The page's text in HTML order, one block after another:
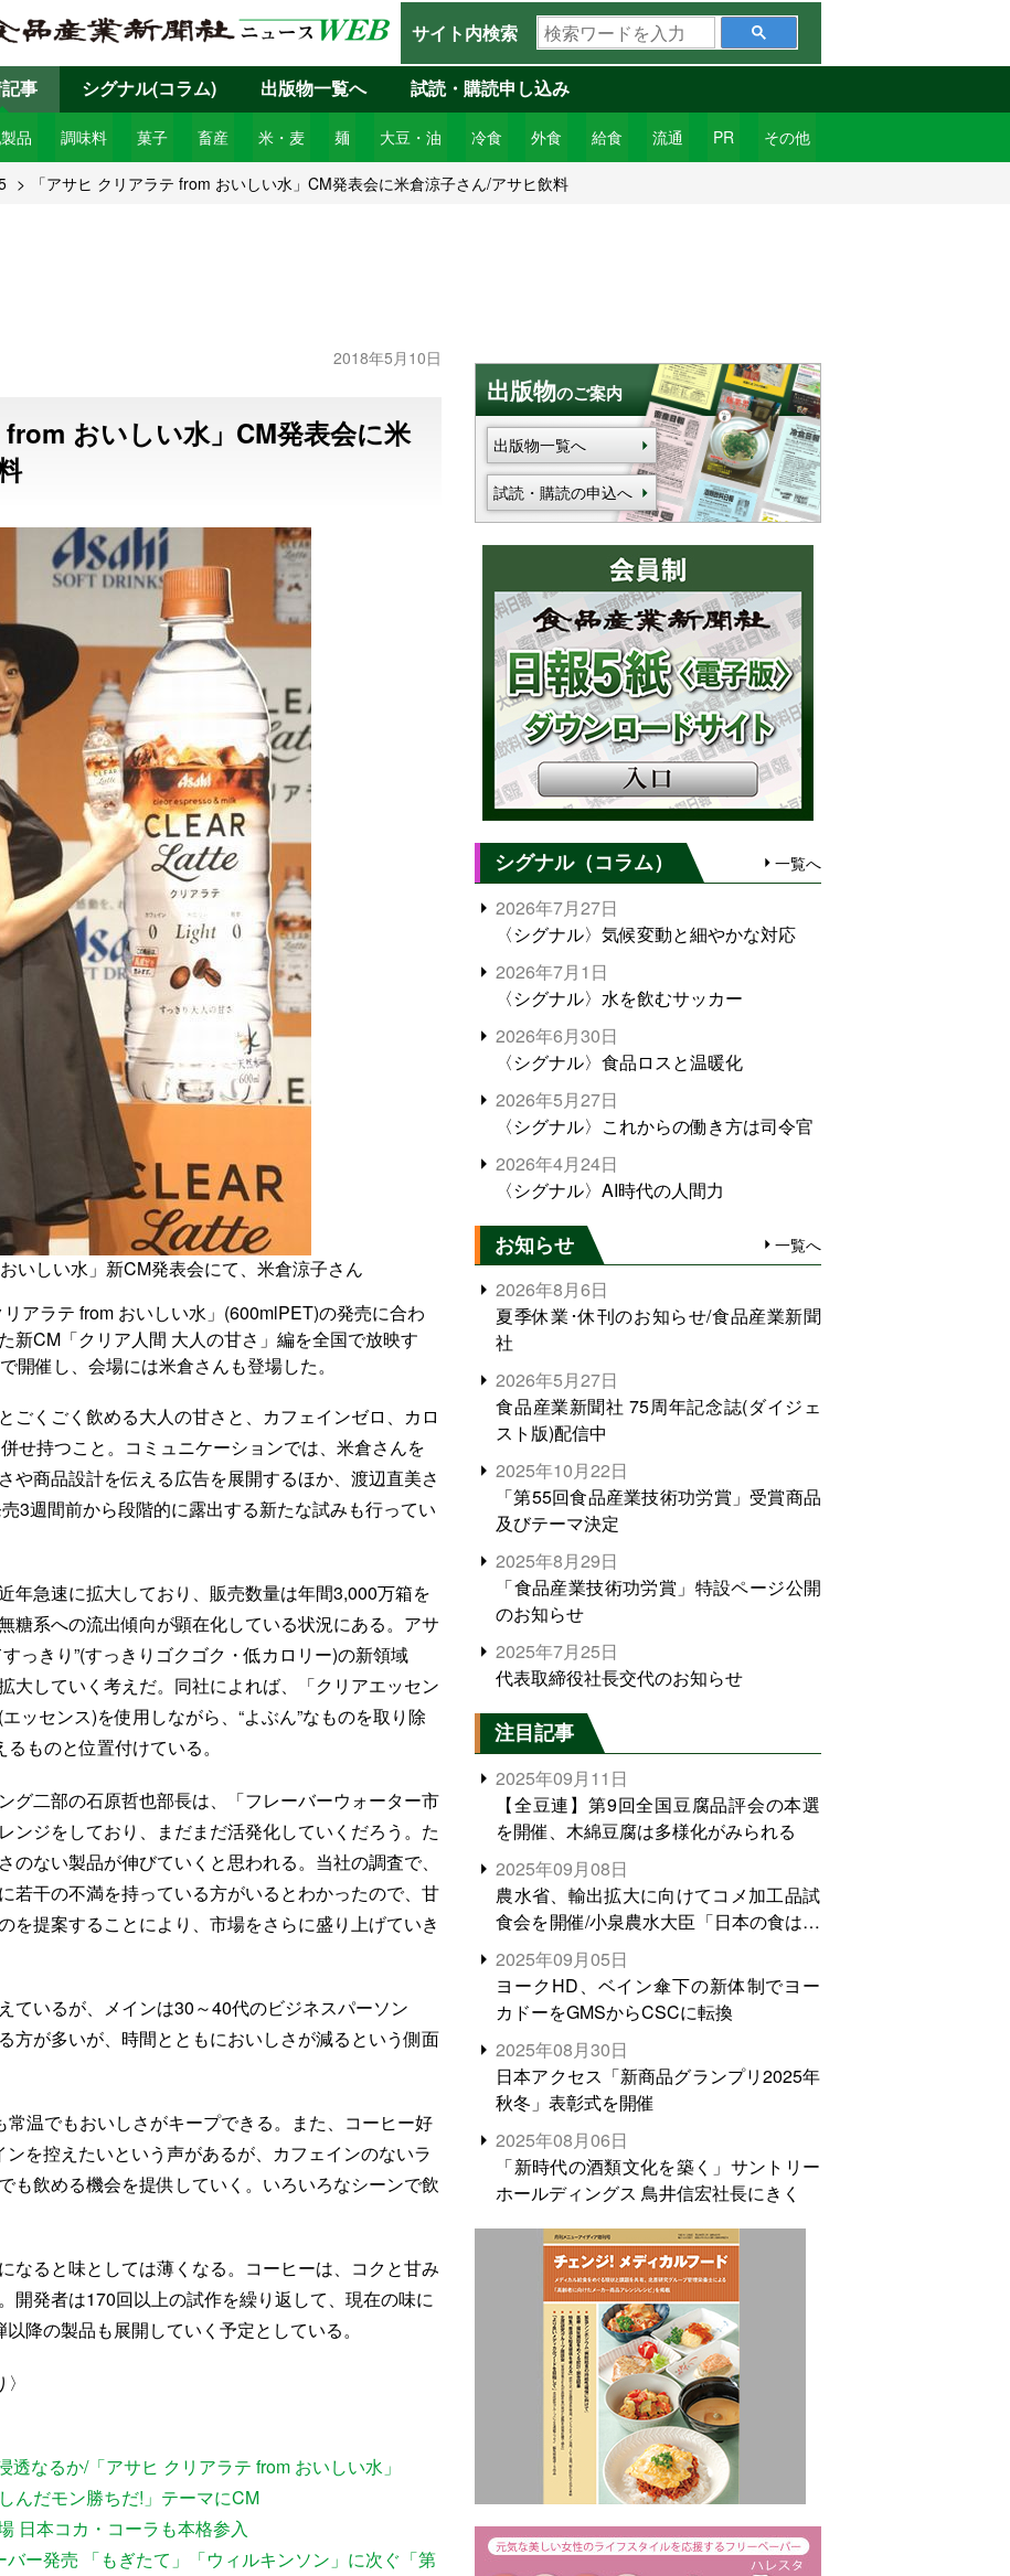
サイト内検索
検
索
ワ
ー
ド
を
入
事
品 調味料 菓子 畜産 米・麦 麺 大豆・油 冷食 外食 給食 流通 PR その他
シグナル(コラム) 出版物一覧へ 試読・購読申し込み
「アサヒ クリアラテ from おいしい水」CM発表会に米倉涼子さん/アサヒ飲料
2018年5月10日
from おいしい水」CM発表会に米
いしい水」新CM発表会にて、米倉涼子さん
アラテ from おいしい水」(600mlPET)の発売に合わ
新CM「クリア人間 大人の甘さ」編を全国で放映す
開催し、会場には米倉さんも登場した。
ごくごく飲める大人の甘さと、カフェインゼロ、カロ
せ持つこと。コミュニケーションでは、米倉さんを
や商品設計を伝える広告を展開するほか、渡辺直美さ
3週間前から段階的に露出する新たな試みも行ってい
年急速に拡大しており、販売数量は年間3,000万箱を
糖系への流出傾向が顕在化している状況にある。アサ
っきり”(すっきりゴクゴク・低カロリー)の新領域
大していく考えだ。同社によれば、「クリアエッセン
ッセンス)を使用しながら、“よぶん”なものを取り除
ものと位置付けている。
グ二部の石原哲也部長は、「フレーバーウォーター市
ンジをしており、まだまだ活発化していくだろう。た
ない製品が伸びていくと思われる。当社の調査で、
若干の不満を持っている方がいるとわかったので、甘
を提案することにより、市場をさらに盛り上げていき
ているが、メインは30～40代のビジネスパーソン
方が多いが、時間とともにおいしさが減るという側面
常温でもおいしさがキープできる。また、コーヒー好
を控えたいという声があるが、カフェインのないラ
も飲める機会を提供していく。いろいろなシーンで飲
なると味としては薄くなる。コーヒーは、コクと甘み
開発者は170回以上の試作を繰り返して、現在の味に
降の製品も展開していく予定としている。
透なるか/「アサヒ クリアラテ from おいしい水」
んだモン勝ちだ!」テーマにCM
日本コカ・コーラも本格参入
ー発売 「もぎたて」「ウィルキンソン」に次ぐ「第
出版物のご案内
出版物一覧へ
試読・購読の申込へ
シグナル（コラム） 一覧へ
2026年7月27日
〈シグナル〉気候変動と細やかな対応
2026年7月1日
〈シグナル〉水を飲むサッカー
2026年6月30日
〈シグナル〉食品ロスと温暖化
2026年5月27日
〈シグナル〉これからの働き方は司令官
2026年4月24日
〈シグナル〉AI時代の人間力
お知らせ 一覧へ
2026年8月6日
夏季休業･休刊のお知らせ/食品産業新聞
社
2026年5月27日
食品産業新聞社 75周年記念誌(ダイジェ
スト版)配信中
2025年10月22日
「第55回食品産業技術功労賞」受賞商品
及びテーマ決定
2025年8月29日
「食品産業技術功労賞」特設ページ公開
のお知らせ
2025年7月25日
代表取締役社長交代のお知らせ
注目記事
2025年09月11日
【全豆連】第9回全国豆腐品評会の本選
を開催、木綿豆腐は多様化がみられる
2025年09月08日
農水省、輸出拡大に向けてコメ加工品試
食会を開催/小泉農水大臣「日本の食は世
界でトップをとれる。米増産に向けて、
米輸出需要の拡大を」
2025年09月05日
ヨークHD、ベイン傘下の新体制でヨー
カドーをGMSからCSCに転換
2025年08月30日
日本アクセス「新商品グランプリ2025年
秋冬」表彰式を開催
2025年08月06日
「新時代の酒類文化を築く」サントリー
ホールディングス 鳥井信宏社長にきく